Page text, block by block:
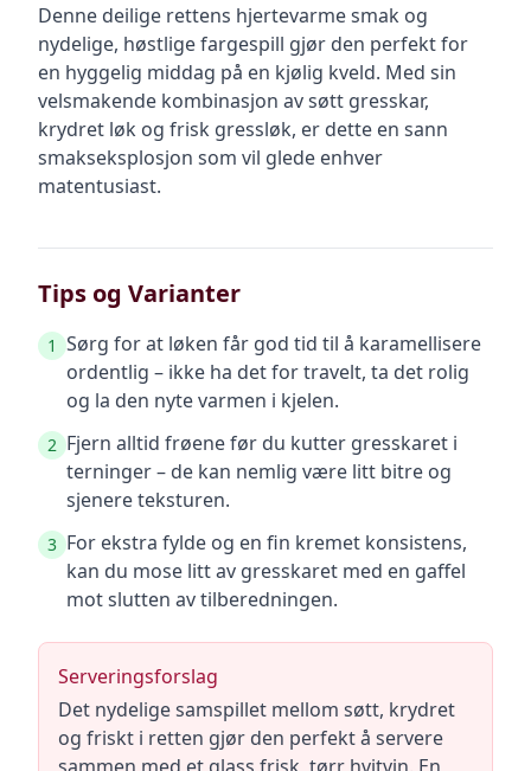
Denne deilige rettens hjertevarme smak og
nydelige, høstlige fargespill gjør den perfekt for
en hyggelig middag på en kjølig kveld. Med sin
velsmakende kombinasjon av søtt gresskar,
krydret løk og frisk gressløk, er dette en sann
smakseksplosjon som vil glede enhver
matentusiast.
Tips og Varianter
1 Sørg for at løken får god tid til å karamellisere
ordentlig – ikke ha det for travelt, ta det rolig
og la den nyte varmen i kjelen.
2 Fjern alltid frøene før du kutter gresskaret i
terninger – de kan nemlig være litt bitre og
sjenere teksturen.
3 For ekstra fylde og en fin kremet konsistens,
kan du mose litt av gresskaret med en gaffel
mot slutten av tilberedningen.
Serveringsforslag
Det nydelige samspillet mellom søtt, krydret
og friskt i retten gjør den perfekt å servere